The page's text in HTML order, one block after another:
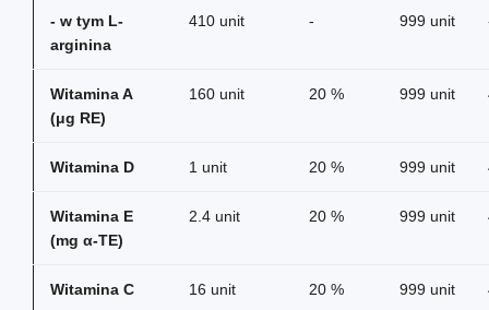
- w tym L-
arginina
410 unit - 999 unit
Witamina A
(μg RE)
160 unit 20 % 999 unit
Witamina D 1 unit 20 % 999 unit
Witamina E
(mg α-TE)
2.4 unit 20 % 999 unit
Witamina C 16 unit 20 % 999 unit